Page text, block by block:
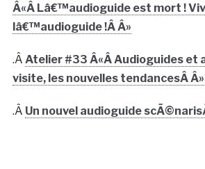
Â«Â Lâ€™audioguide est mort !
lâ€™audioguide !Â Â»
.Â Atelier #33 Â«Â Audioguides et
visite, les nouvelles tendancesÂ
.Â Un nouvel audioguide